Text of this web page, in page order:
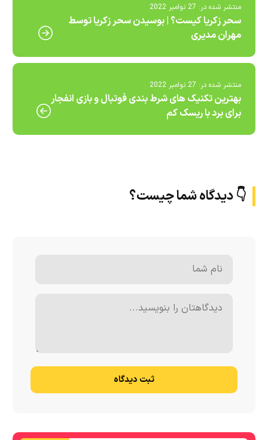
منتشر شده در: 27 نوامبر 2022
سحر زکریا کیست؟ | بوسیدن سحر زکریا توسط
مهران مدیری
منتشر شده در: 27 نوامبر 2022
بهترین تکنیک های شرط بندی فوتبال و بازی انفجار
برای برد با ریسک کم
👇 دیدگاه شما چیست؟
ثبت دیدگاه